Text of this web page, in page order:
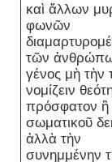
καὶ ἄλλων
φωνῶν
τῶν
γένος μὴ τὴν
νομίζειν
πρόσφατον ἢ
σωματικοῦ
ἀλλὰ τὴν
συνημμένην